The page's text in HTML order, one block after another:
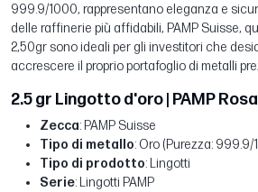
999.9/1000, rappresentano eleganza e
delle raffinerie più affidabili, PAMP Suisse,
2,50gr sono ideali per gli investitori che
accrescere il proprio portafoglio di metalli
2.5 gr Lingotto d'oro | PAMP
Zecca: PAMP Suisse
Tipo di metallo: Oro (Purezza: 999.9/
Tipo di prodotto: Lingotti
Serie: Lingotti PAMP